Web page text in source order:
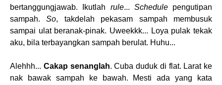
bertanggungjawab. Ikutlah rule... Schedulepengutipan
sampah.So, takdelah pekasam sampah membusuk
sampai ulat beranak-pinak. Uweekkk... Loya pulak tekak
aku, bila terbayangkan sampah berulat. Huhu...
Alehhh... Cakap senanglah. Cuba duduk di flat. Larat ke
nak bawak sampah ke bawah. Mesti ada yang kata